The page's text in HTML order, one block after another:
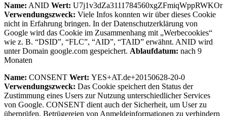
Name: ANID Wert: U7j1v3dZa3111784560xgZFmiqWppRWKOr
Verwendungszweck: Viele Infos konnten wir über dieses Cookie
nicht in Erfahrung bringen. In der Datenschutzerklärung von
Google wird das Cookie im Zusammenhang mit „Werbecookies“
wie z. B. “DSID”, “FLC”, “AID”, “TAID” erwähnt. ANID wird
unter Domain google.com gespeichert. Ablaufdatum: nach 9
Monaten
Name: CONSENT Wert: YES+AT.de+20150628-20-0
Verwendungszweck: Das Cookie speichert den Status der
Zustimmung eines Users zur Nutzung unterschiedlicher Services
von Google. CONSENT dient auch der Sicherheit, um User zu
überprüfen, Betrügereien von Anmeldeinformationen zu verhindern